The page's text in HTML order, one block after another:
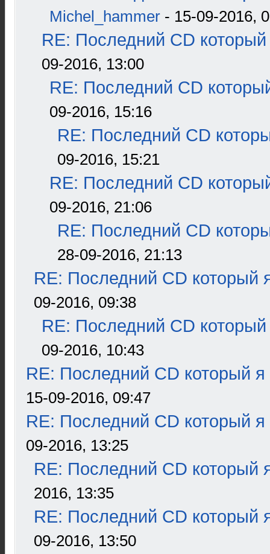
Michel_hammer - 15-09-2016,
RE: Последний CD который
09-2016, 13:00
RE: Последний CD
09-2016, 15:16
RE: Последний CD
09-2016, 15:21
RE: Последний CD
09-2016, 21:06
RE: Последний CD
28-09-2016, 21:13
RE: Последний CD который
09-2016, 09:38
RE: Последний CD который
09-2016, 10:43
RE: Последний CD который я
15-09-2016, 09:47
RE: Последний CD который я
09-2016, 13:25
RE: Последний CD который
2016, 13:35
RE: Последний CD который
09-2016, 13:50